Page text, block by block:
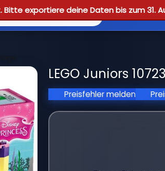
exportiere deine Daten bis zum 31.
Reviews
LEGO Juniors
Preisfehler melden